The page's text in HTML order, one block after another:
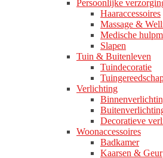
Persoonlijke
Haaraccessoires
Massage &
Medische
Slapen
Tuin & Buitenleven
Tuindecoratie
Verlichting
Decoratieve
Woonaccessoires
Badkamer
Kaarsen & Geur